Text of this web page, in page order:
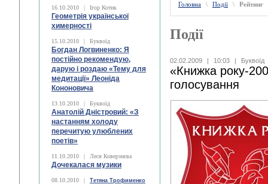
16.10.2010 | Ігор Котик
Геометрія української
химерності
15.10.2010 | Буквоїд
Богдан Логвиненко: Я
постійно рекомендую,
дарую і роздаю «Тему для
медитації» Леоніда
Кононовича
13.10.2010 | Буквоїд
Анатолій Дністровий: «З
настанням холоду
перечитую улюблених
поетів»
11.10.2010 | Леся Коверзнєва
Дочекалася музики
08.10.2010 | Тетяна Трофименко
Головна \ Події \ Рейтинг
Події
02.02.2009 | 10:03 | Буквоїд
«Книжка року-
голосування